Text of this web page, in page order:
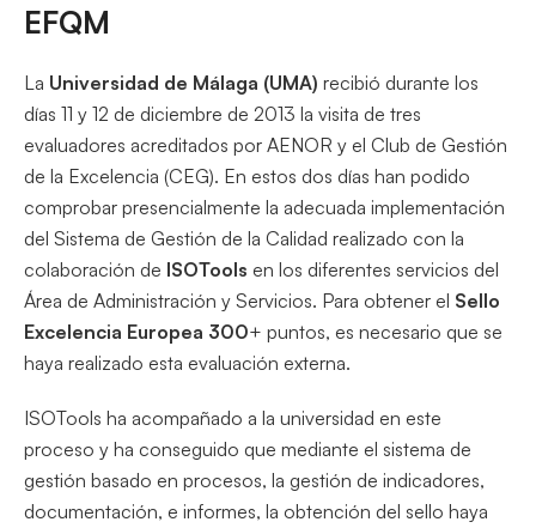
EFQM
La Universidad de Málaga (UMA) recibió durante los
días 11 y 12 de diciembre de 2013 la visita de tres
evaluadores acreditados por AENOR y el Club de Gestión
de la Excelencia (CEG). En estos dos días han podido
comprobar presencialmente la adecuada implementación
del Sistema de Gestión de la Calidad realizado con la
colaboración de ISOTools en los diferentes servicios del
Área de Administración y Servicios. Para obtener el Sello
Excelencia Europea 300+ puntos, es necesario que se
haya realizado esta evaluación externa.
ISOTools ha acompañado a la universidad en este
proceso y ha conseguido que mediante el sistema de
gestión basado en procesos, la gestión de indicadores,
documentación, e informes, la obtención del sello haya